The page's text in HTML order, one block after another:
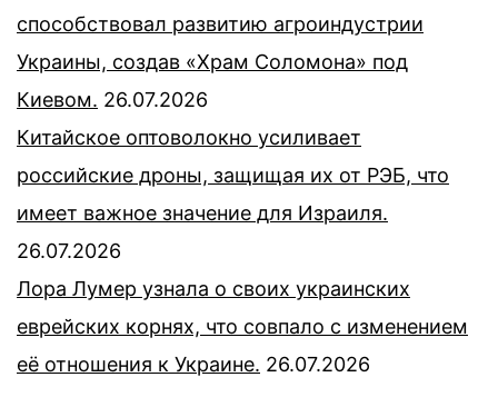
способствовал развитию агроиндустрии
Украины, создав «Храм Соломона» под
Киевом. 26.07.2026
Китайское оптоволокно усиливает
российские дроны, защищая их от РЭБ, что
имеет важное значение для Израиля.
26.07.2026
Лора Лумер узнала о своих украинских
еврейских корнях, что совпало с изменением
её отношения к Украине. 26.07.2026